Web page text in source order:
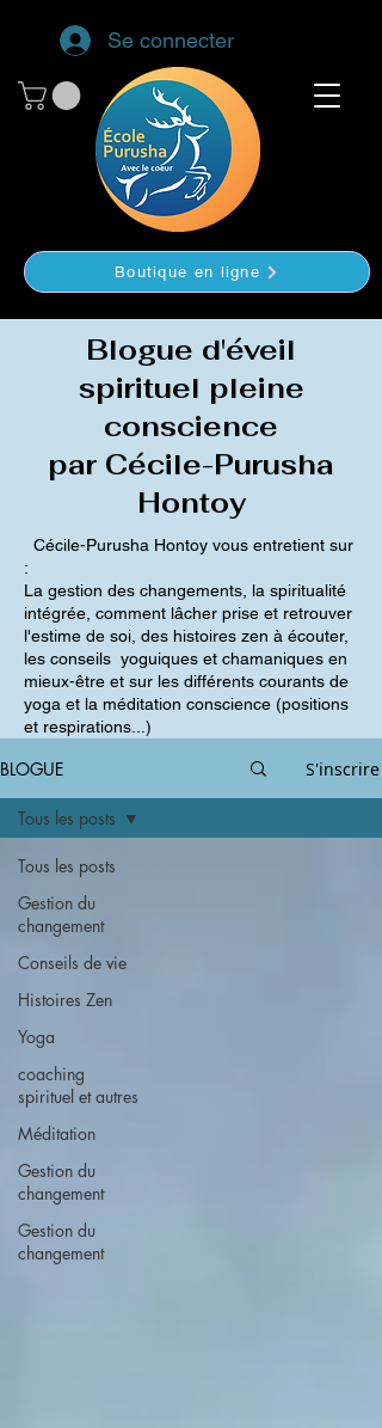
Se connecter
Boutique en ligne
Blogue d'éveil
spirituel pleine
conscience
par Cécile-Purusha
Hontoy
Cécile-Purusha Hontoy vous entretient sur
:
La gestion des changements, la spiritualité
intégrée, comment lâcher prise et retrouver
l'estime de soi, des histoires zen à écouter,
les conseils yoguiques et chamaniques en
mieux-être et sur les différents courants de
yoga et la méditation conscience (positions
et respirations...)
BLOGUE S'inscrire
Tous les posts
Gestion du
changement
Conseils de vie
Histoires Zen
Yoga
coaching
spirituel et autres
Méditation
Gestion du
changement
Gestion du
changement
Tous les posts